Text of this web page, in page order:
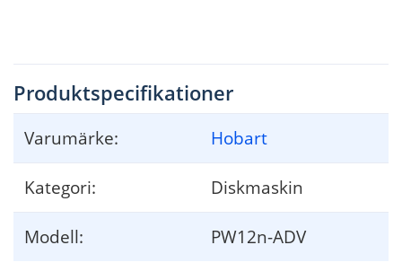
Produktspecifikationer
Varumärke: Hobart
Kategori: Diskmaskin
Modell: PW12n-ADV